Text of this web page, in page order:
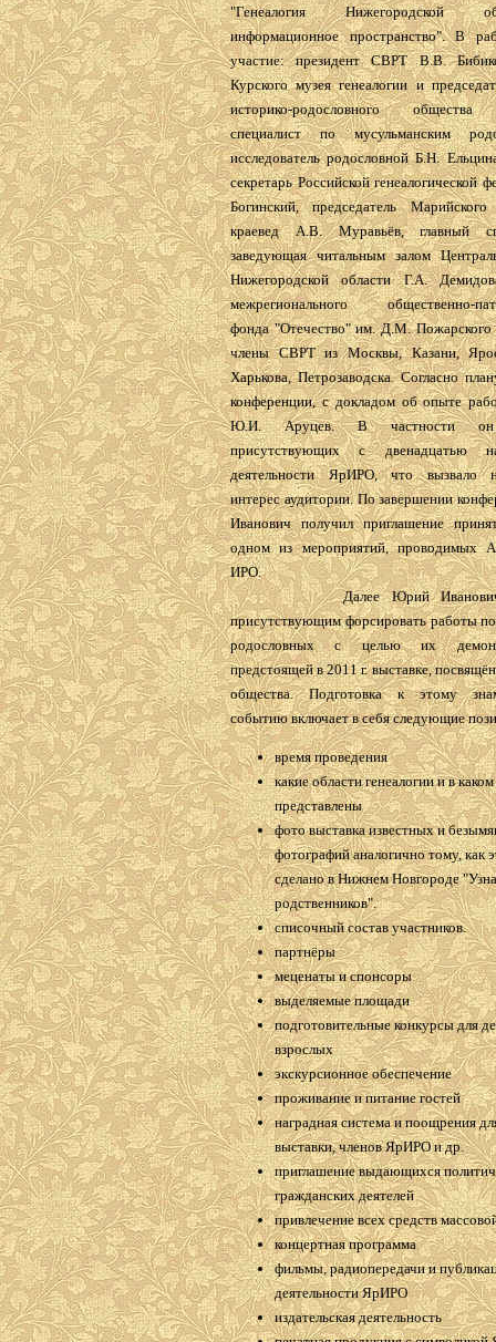
"Генеалогия Нижегородской
информационное пространство". В
участие: президент СВРТ В.В.
Курского музея генеалогии и
историко-родословного общества
специалист по мусульманским
исследователь родословной Б.Н.
секретарь Российской генеалогической
Богинский, председатель
краевед А.В. Муравьёв, главный
заведующая читальным залом
Нижегородской области Г.А.
межрегионального общественно-
фонда "Отечество" им. Д.М.
члены СВРТ из Москвы, Казани,
Харькова, Петрозаводска. Согласно
конференции, с докладом об опыте
Ю.И. Аруцев. В частности он
присутствующих с двенадцатью
деятельности ЯрИРО, что вызвало
интерес аудитории. По завершении
Иванович получил приглашение
одном из мероприятий, проводимых
ИРО.
Далее Юрий Иванович
присутствующим форсировать работы
родословных с целью их
предстоящей в 2011 г. выставке,
общества. Подготовка к этому
событию включает в себя следующие
время проведения
какие области генеалогии и в
представлены
фото выставка известных и
фотографий аналогично тому, как
сделано в Нижнем Новгороде
родственников".
списочный состав участников.
партнёры
меценаты и спонсоры
выделяемые площади
подготовительные конкурсы для
взрослых
экскурсионное обеспечение
проживание и питание гостей
наградная система и поощрения
выставки, членов ЯрИРО и др.
приглашение выдающихся
гражданских деятелей
привлечение всех средств
концертная программа
фильмы, радиопередачи и
деятельности ЯрИРО
издательская деятельность